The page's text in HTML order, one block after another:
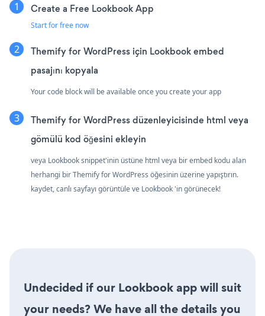
Create a Free Lookbook App
Start for free now
Themify for WordPress için Lookbook embed
pasajını kopyala
Your code block will be available once you create your app
Themify for WordPress düzenleyicisinde html veya
gömülü kod öğesini ekleyin
veya Lookbook snippet'inin üstüne html veya bir embed kodu alan
herhangi bir Themify for WordPress öğesinin üzerine yapıştırın.
kaydet, canlı sayfayı görüntüle ve Lookbook 'in görünecek!
Undecided if our Lookbook app will suit
your needs? We have all the details you